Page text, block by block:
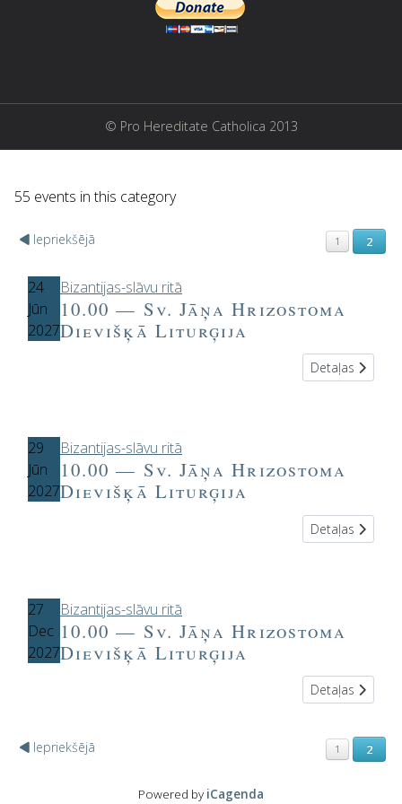
55 events in this category
Iepriekšējā 1 2
24
Jūn
2027
Bizantijas-slāvu ritā
10.00 — Sv. Jāņa Hrizostoma
Dievišķā Liturģija
Detaļas
29
Jūn
2027
Bizantijas-slāvu ritā
10.00 — Sv. Jāņa Hrizostoma
Dievišķā Liturģija
Detaļas
27
Dec
2027
Bizantijas-slāvu ritā
10.00 — Sv. Jāņa Hrizostoma
Dievišķā Liturģija
Detaļas
Iepriekšējā 1 2
Powered by iCagenda
© Pro Hereditate Catholica 2013